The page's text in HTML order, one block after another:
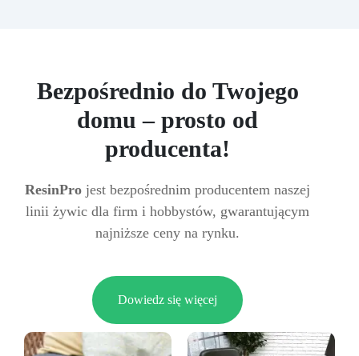
Bezpośrednio do Twojego
domu – prosto od
producenta!
ResinPro jest bezpośrednim producentem naszej
linii żywic dla firm i hobbystów, gwarantującym
najniższe ceny na rynku.
Dowiedz się więcej